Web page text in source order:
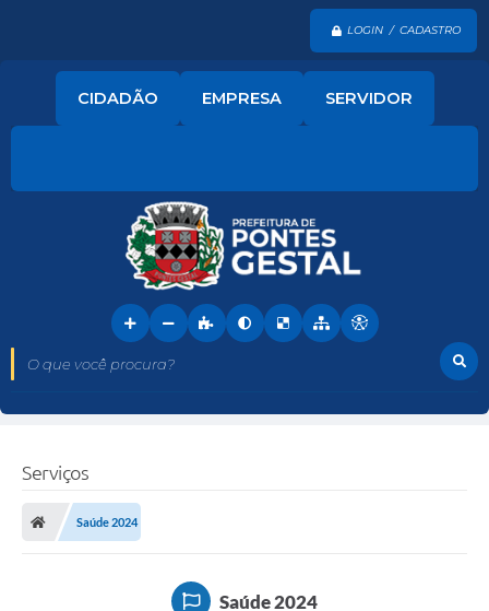
LOGIN / CADASTRO
O que você procura?
CIDADÃO EMPRESA SERVIDOR
Serviços
Saúde 2024
Saúde 2024